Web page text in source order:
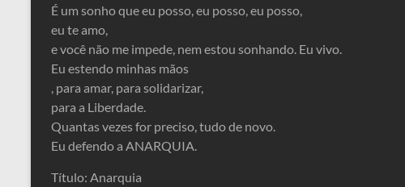
É um sonho que eu posso, eu posso, eu posso,
eu te amo,
e você não me impede, nem estou sonhando. Eu vivo.
Eu estendo minhas mãos
, para amar, para solidarizar,
para a Liberdade.
Quantas vezes for preciso, tudo de novo.
Eu defendo a ANARQUIA.
Título: Anarquia